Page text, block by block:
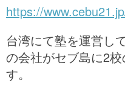
https://
台湾にて塾を運営し
の会社がセブ島に2
す。